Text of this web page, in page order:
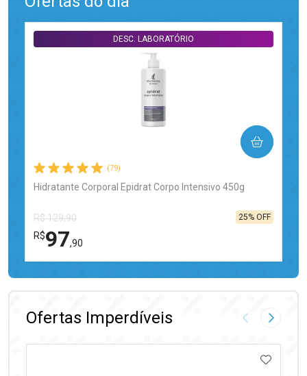
(79)
Hidratante Corporal Epidrat Corpo Intensivo 450g
DESC. LABORATÓRIO
R$ 129,90
R$97,90
25% OFF
COMPRAR
FECHAR
FECHAR
Ofertas Imperdíveis Imagem